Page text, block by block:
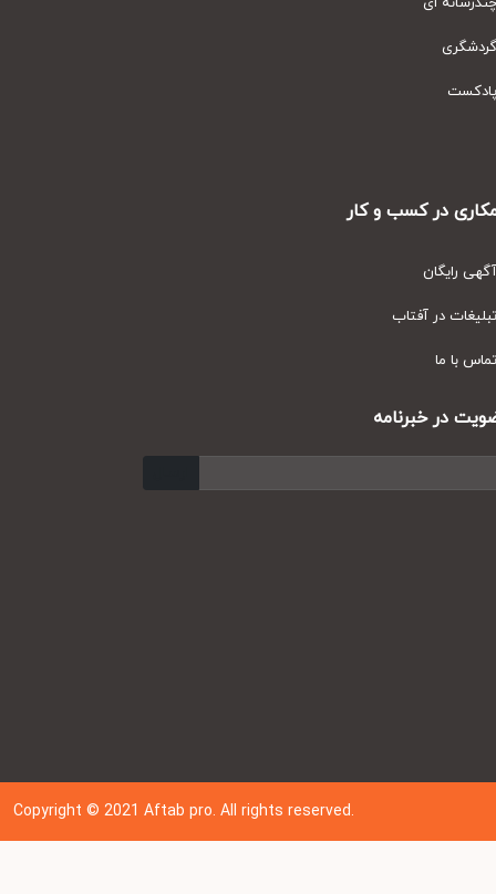
در کسب و کار
رایگان
در آفتاب
با ما
در خبرنامه
Copyright © 202 1Aftab pro. All rights reserved.